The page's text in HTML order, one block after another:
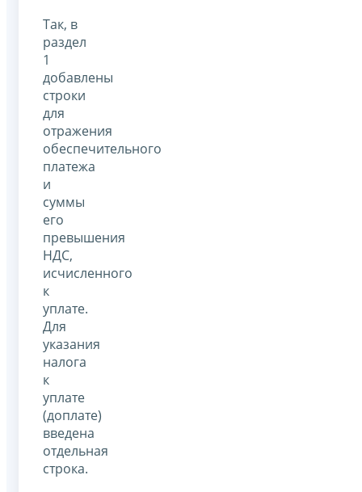
Так, в
раздел
1
добавлены
строки
для
отражения
обеспечительного
платежа
и
суммы
его
превышения
НДС,
исчисленного
к
уплате.
Для
указания
налога
к
уплате
(доплате)
введена
отдельная
строка.